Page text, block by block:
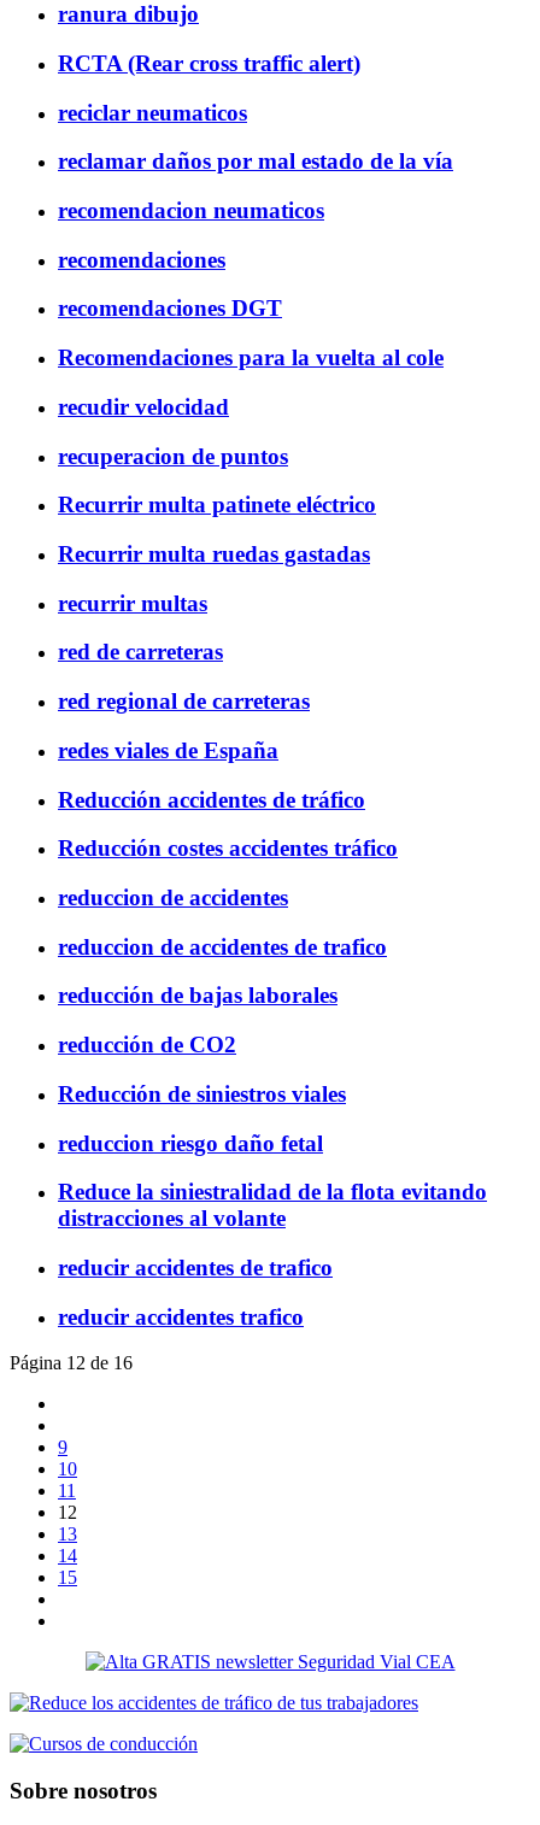
ranura dibujo
RCTA (Rear cross traffic alert)
reciclar neumaticos
reclamar daños por mal estado de la vía
recomendacion neumaticos
recomendaciones
recomendaciones DGT
Recomendaciones para la vuelta al cole
recudir velocidad
recuperacion de puntos
Recurrir multa patinete eléctrico
Recurrir multa ruedas gastadas
recurrir multas
red de carreteras
red regional de carreteras
redes viales de España
Reducción accidentes de tráfico
Reducción costes accidentes tráfico
reduccion de accidentes
reduccion de accidentes de trafico
reducción de bajas laborales
reducción de CO2
Reducción de siniestros viales
reduccion riesgo daño fetal
Reduce la siniestralidad de la flota evitando
distracciones al volante
reducir accidentes de trafico
reducir accidentes trafico
Página 12 de 16
9
10
11
12
13
14
15
Sobre nosotros